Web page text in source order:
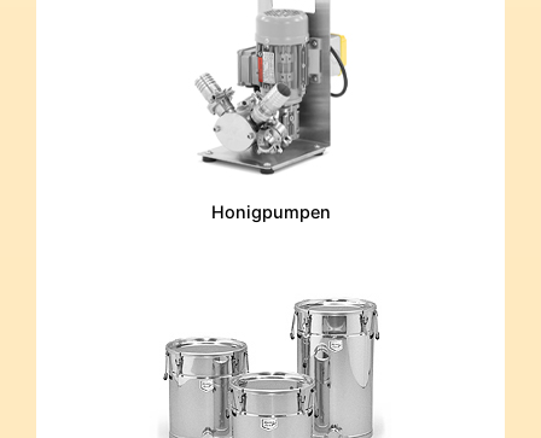
Honigpumpen